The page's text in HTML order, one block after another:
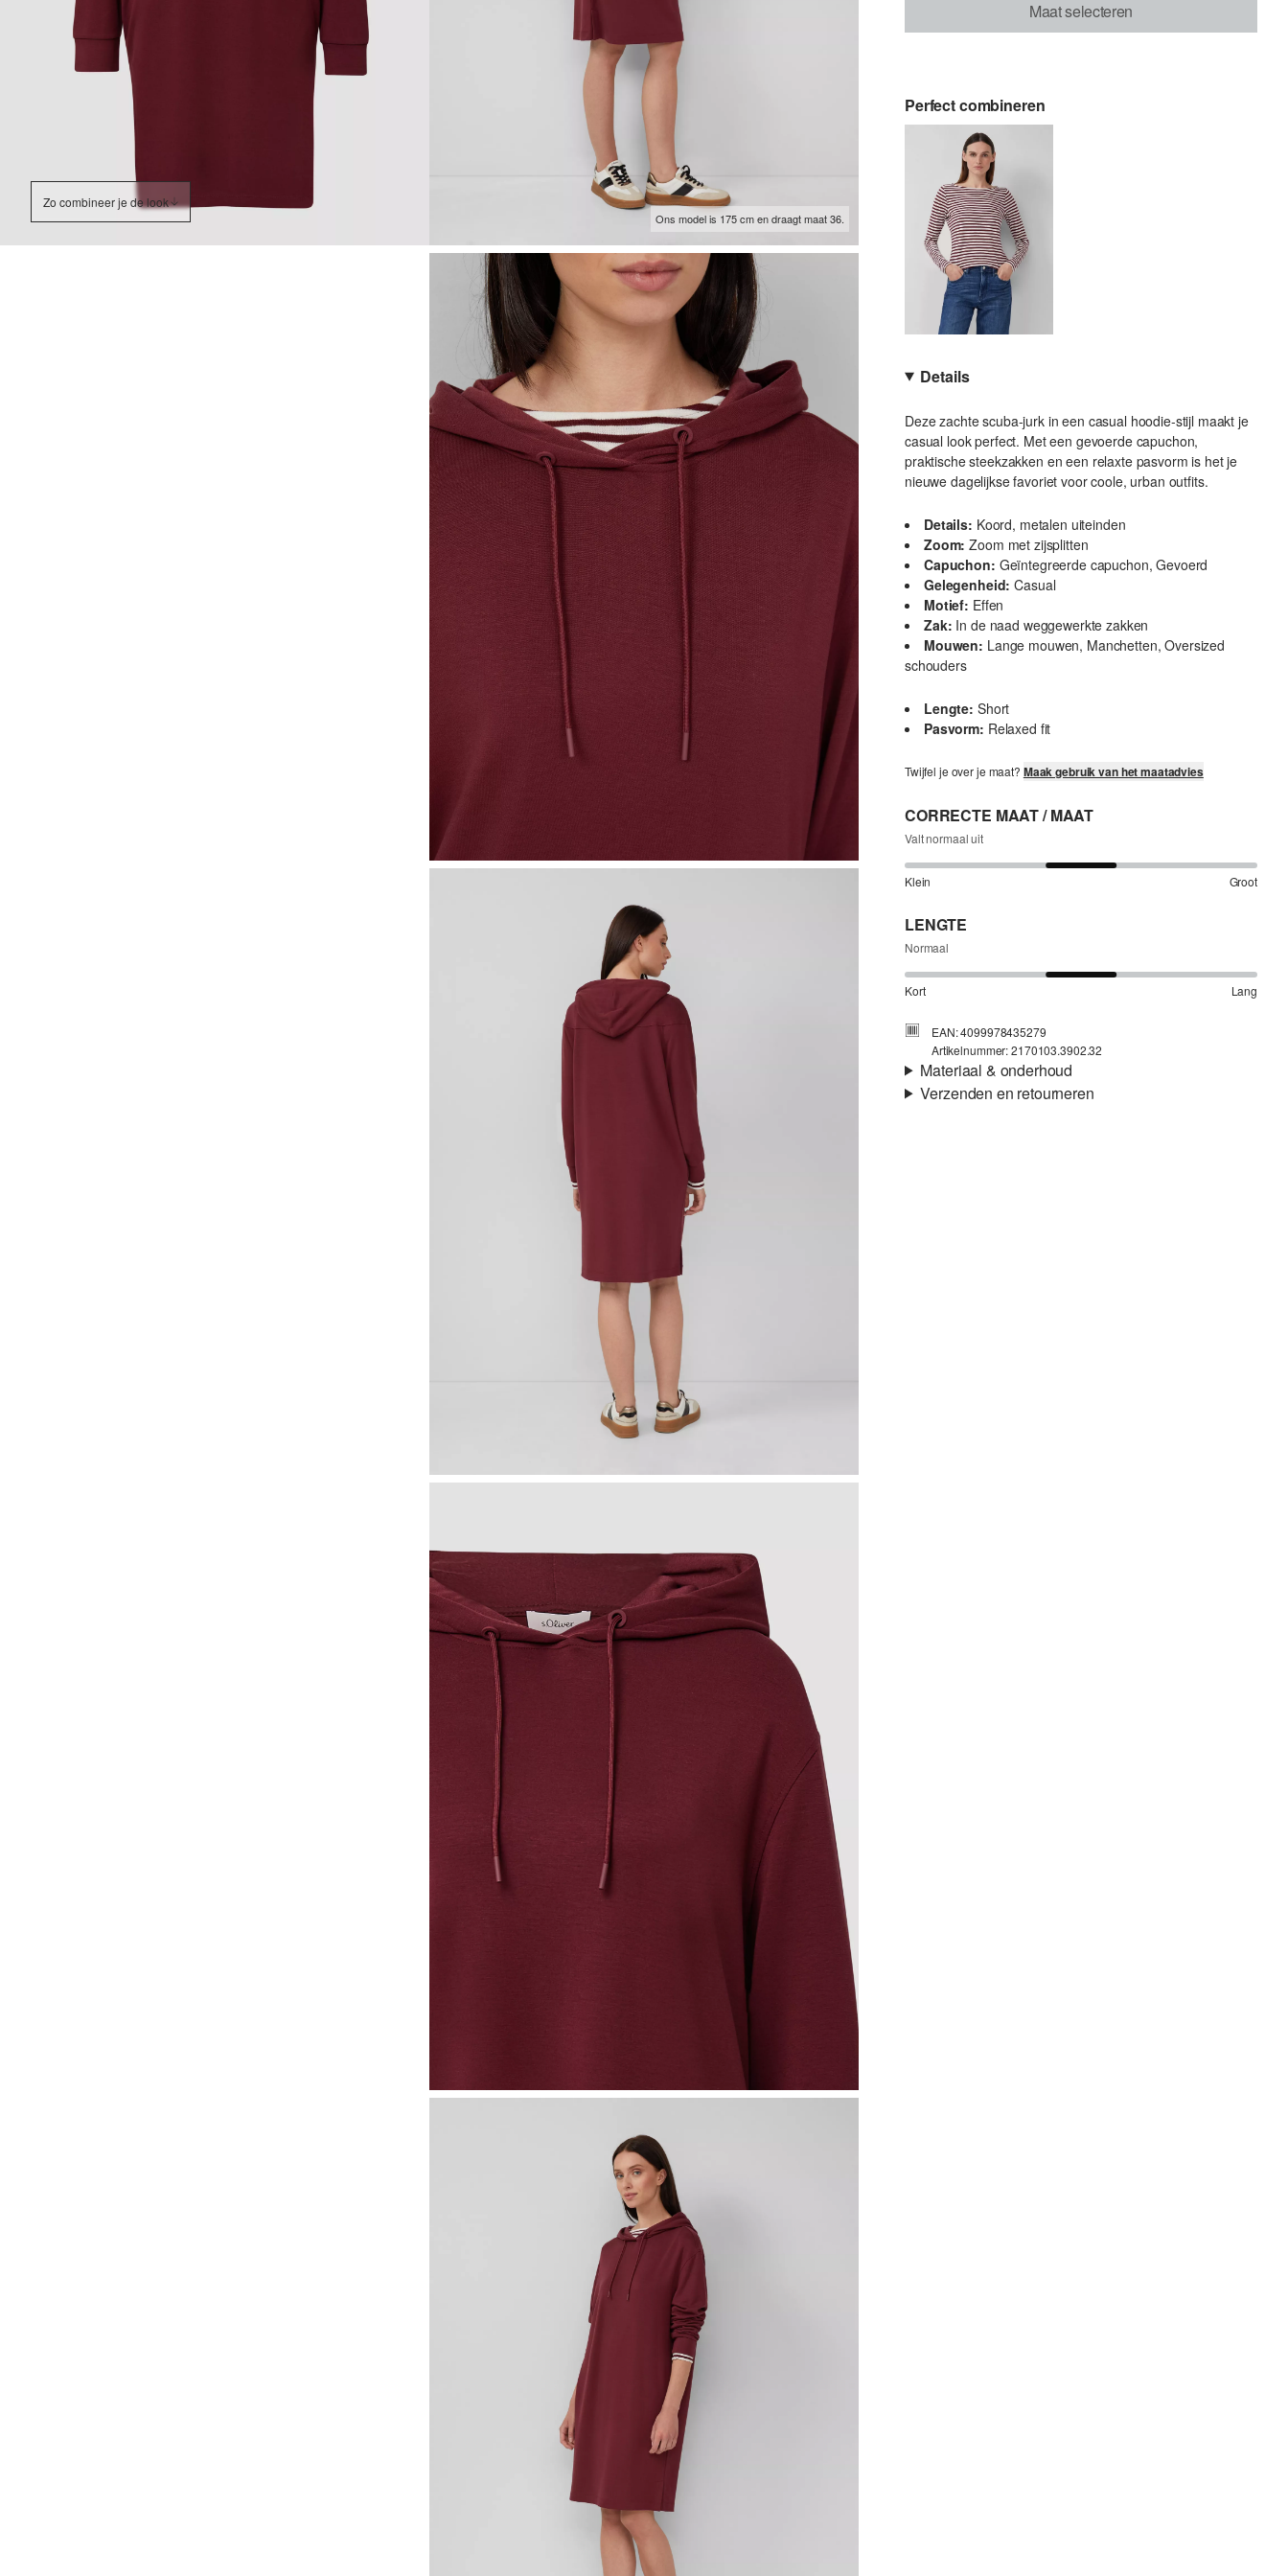
Zo combineer je de look
Ons model is 175 cm en draagt maat 36.
Maat selecteren
Perfect combineren
Details
Deze zachte scuba-jurk in een casual hoodie-stijl maakt je
casual look perfect. Met een gevoerde capuchon,
praktische steekzakken en een relaxte pasvorm is het je
nieuwe dagelijkse favoriet voor coole, urban outfits.
Details: Koord, metalen uiteinden
Zoom: Zoom met zijsplitten
Capuchon: Geïntegreerde capuchon, Gevoerd
Gelegenheid: Casual
Motief: Effen
Zak: In de naad weggewerkte zakken
Mouwen: Lange mouwen, Manchetten, Oversized
schouders
Lengte: Short
Pasvorm: Relaxed fit
Twijfel je over je maat? Maak gebruik van het maatadvies
CORRECTE MAAT / MAAT
Valt normaal uit
Klein Groot
LENGTE
Normaal
Kort Lang
EAN: 4099978435279
Artikelnummer: 2170103.3902.32
Materiaal & onderhoud
Verzenden en retourneren